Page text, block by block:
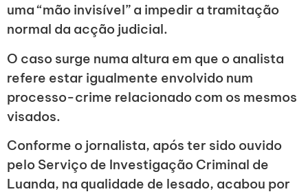
uma “mão invisível” a impedir a tramitação
normal da acção judicial.
O caso surge numa altura em que o analista
refere estar igualmente envolvido num
processo-crime relacionado com os mesmos
visados.
Conforme o jornalista, após ter sido ouvido
pelo Serviço de Investigação Criminal de
Luanda, na qualidade de lesado, acabou por